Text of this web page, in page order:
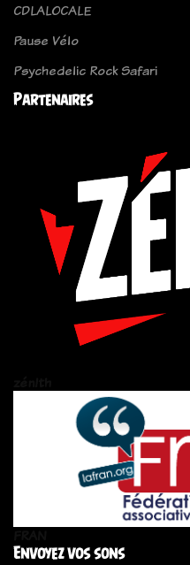
CDLALOCALE
Pause Vélo
Psychedelic Rock Safari
Partenaires
Envoyez vos sons